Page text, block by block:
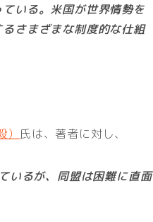
いる。米国が世界情勢を
さまざまな制度的な仕組
氏は、著者に対し、
いるが、同盟は困難に直面